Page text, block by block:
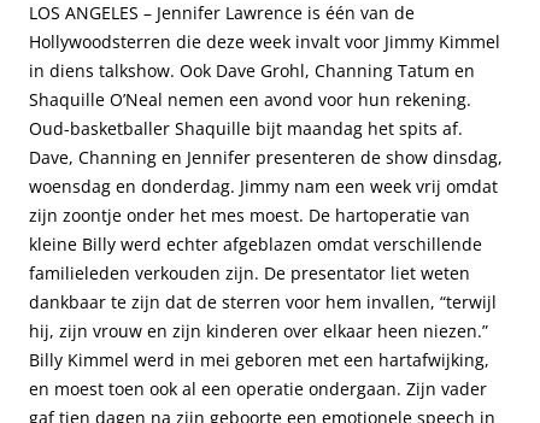
LOS ANGELES – Jennifer Lawrence is één van de
Hollywoodsterren die deze week invalt voor Jimmy Kimmel
in diens talkshow. Ook Dave Grohl, Channing Tatum en
Shaquille O’Neal nemen een avond voor hun rekening.
Oud-basketballer Shaquille bijt maandag het spits af.
Dave, Channing en Jennifer presenteren de show dinsdag,
woensdag en donderdag. Jimmy nam een week vrij omdat
zijn zoontje onder het mes moest. De hartoperatie van
kleine Billy werd echter afgeblazen omdat verschillende
familieleden verkouden zijn. De presentator liet weten
dankbaar te zijn dat de sterren voor hem invallen, “terwijl
hij, zijn vrouw en zijn kinderen over elkaar heen niezen.”
Billy Kimmel werd in mei geboren met een hartafwijking,
en moest toen ook al een operatie ondergaan. Zijn vader
gaf tien dagen na zijn geboorte een emotionele speech in